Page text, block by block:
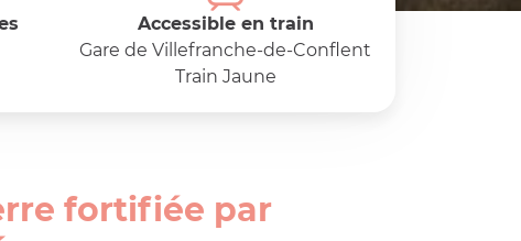
Accessible en train
Gare de Villefranche-de-Conflent
Train Jaune
fortifiée par